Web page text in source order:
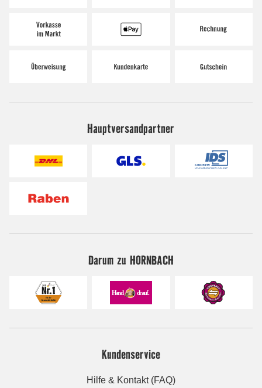
Hauptversandpartner
Darum zu HORNBACH
Kundenservice
Hilfe & Kontakt (FAQ)